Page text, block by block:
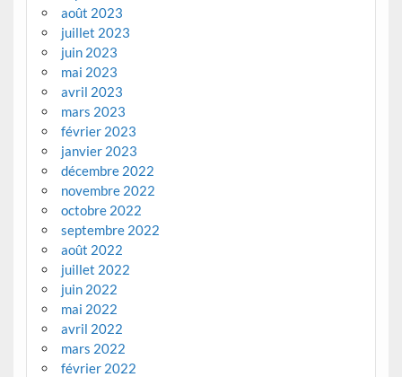
août 2023
juillet 2023
juin 2023
mai 2023
avril 2023
mars 2023
février 2023
janvier 2023
décembre 2022
novembre 2022
octobre 2022
septembre 2022
août 2022
juillet 2022
juin 2022
mai 2022
avril 2022
mars 2022
février 2022